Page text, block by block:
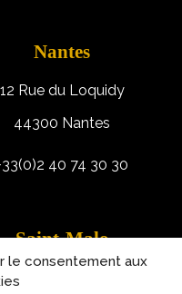
le consentement aux
Nantes
12 Rue du Loquidy
44300 Nantes
40 74 30 30
Saint-Malo
Robert Schuman